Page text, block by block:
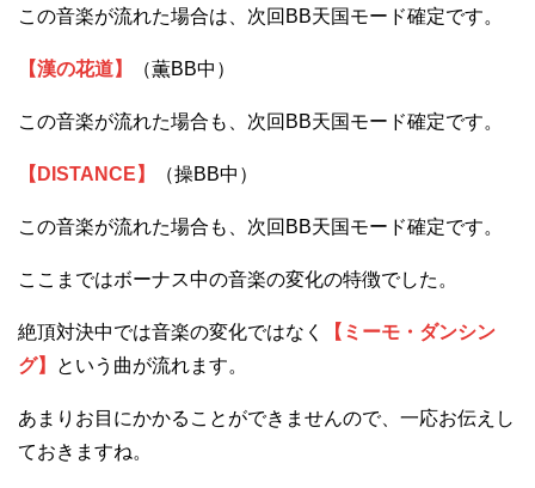
この音楽が流れた場合は、次回BB天国モード確定です。
【漢の花道】 （薫BB中）
この音楽が流れた場合も、次回BB天国モード確定です。
【DISTANCE】 （操BB中）
この音楽が流れた場合も、次回BB天国モード確定です。
ここまではボーナス中の音楽の変化の特徴でした。
絶頂対決中では音楽の変化ではなく
【ミーモ・ダンシン
グ】
という曲が流れます。
あまりお目にかかることができませんので、一応お伝えし
ておきますね。